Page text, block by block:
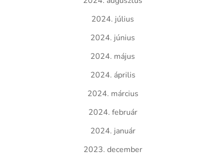
2024. július
2024. június
2024. május
2024. április
2024. március
2024. február
2024. január
2023. december